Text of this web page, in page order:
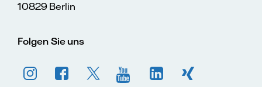
10829 Berlin
Folgen Sie uns